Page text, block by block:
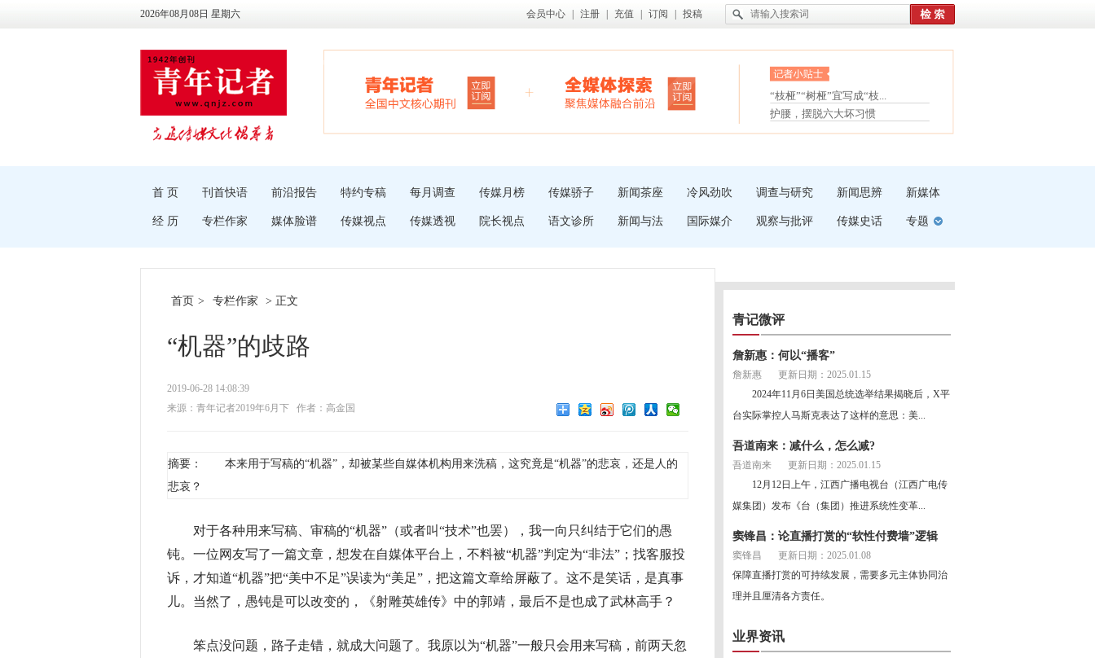
2026年08月08日 星期六 会员中心 注册 充值 订阅 投稿
眼白变红或是结膜下出血
“枝桠”“树桠”宜写成“枝...
夏天缓解疲劳有三招
护腰，摆脱六大坏习惯
受伤了冰敷还是热敷
首 页 刊首快语 前沿报告 特约专稿 每月调查 传媒月榜 传媒骄子 新闻茶座 冷风劲吹 调查与研究 新闻思辨 新媒体
经 历 专栏作家 媒体脸谱 传媒视点 传媒透视 院长视点 语文诊所 新闻与法 国际媒介 观察与批评 传媒史话 专题
首页 > 专栏作家 > 正文
“机器”的歧路
2019-06-28 14:08:39
来源：青年记者2019年6月下
作者：高金国
摘要： 本来用于写稿的“机器”，却被某些自媒体机构用来洗稿，这究竟是“机器”的悲哀，还是人的
悲哀？
对于各种用来写稿、审稿的“机器”（或者叫“技术”也罢），我一向只纠结于它们的愚
钝。一位网友写了一篇文章，想发在自媒体平台上，不料被“机器”判定为“非法”；找客服投
诉，才知道“机器”把“美中不足”误读为“美足”，把这篇文章给屏蔽了。这不是笑话，是真事
儿。当然了，愚钝是可以改变的，《射雕英雄传》中的郭靖，最后不是也成了武林高手？
笨点没问题，路子走错，就成大问题了。我原以为“机器”一般只会用来写稿，前两天忽
青记微评
詹新惠：何以“播客”
詹新惠
更新日期：2025.01.15
2024年11月6日美国总统选举结果揭晓后，X平
台实际掌控人马斯克表达了这样的意思：美...
吾道南来：减什么，怎么减?
吾道南来
更新日期：2025.01.15
12月12日上午，江西广播电视台（江西广电传
媒集团）发布《台（集团）推进系统性变革...
窦锋昌：论直播打赏的“软性付费墙”逻辑
窦锋昌
更新日期：2025.01.08
保障直播打赏的可持续发展，需要多元主体协同治
理并且厘清各方责任。
业界资讯